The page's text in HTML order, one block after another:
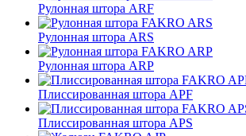
Рулонная штора ARF
Рулонная штора ARS
Рулонная штора ARP
Плиссированная штора APF
Плиссированная штора APS